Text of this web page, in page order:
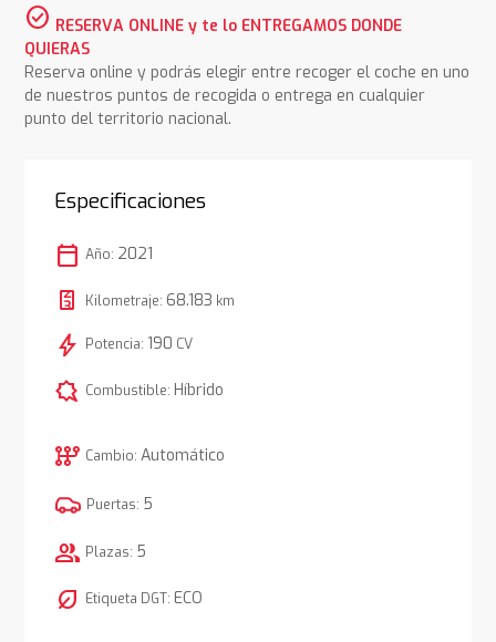
check_circle RESERVA ONLINE y te lo ENTREGAMOS DONDE
QUIERAS
Reserva online y podrás elegir entre recoger el coche en uno
de nuestros puntos de recogida o entrega en cualquier
punto del territorio nacional.
Especificaciones
calendar_today Año: 2021
Kilometraje: 68.183 km
bolt Potencia: 190 CV
comic_bubble Combustible: Híbrido
auto_transmission Cambio: Automático
Puertas: 5
group Plazas: 5
nest_eco_leaf Etiqueta DGT: ECO